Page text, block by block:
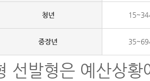
청년 15~34
중장년 35~69
발형은 예산상황